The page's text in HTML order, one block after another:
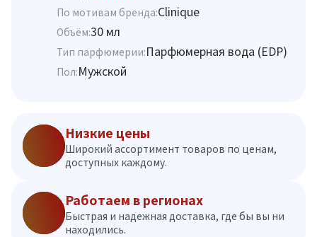
По мотивам бренда:Clinique
Объём:30 мл
Тип парфюмерии:Парфюмерная вода (EDP)
Пол:Мужской
Низкие цены
Широкий ассортимент товаров по ценам,
доступных каждому.
Работаем в регионах
Быстрая и надежная доставка, где бы вы ни
находились.